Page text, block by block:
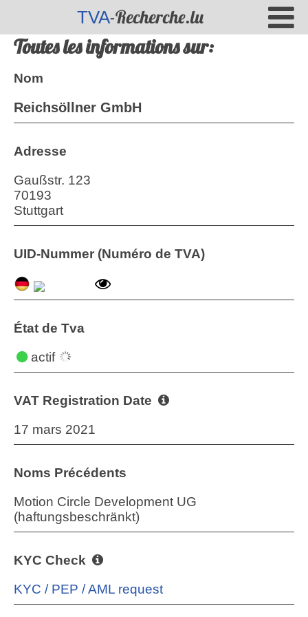
TVA-Recherche.lu
Toutes les informations sur:
Nom
Reichsöllner GmbH
Adresse
Gaußstr. 123
70193
Stuttgart
UID-Nummer (Numéro de TVA)
État de Tva
actif
VAT Registration Date
17 mars 2021
Noms Précédents
Motion Circle Development UG
(haftungsbeschränkt)
KYC Check
KYC / PEP / AML request